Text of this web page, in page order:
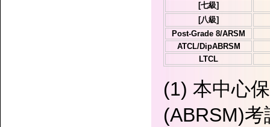
[七級]
[八級]
Post-Grade 8/ARSM
ATCL/DipABRSM
LTCL
(1) 本中心
(ABRSM)考